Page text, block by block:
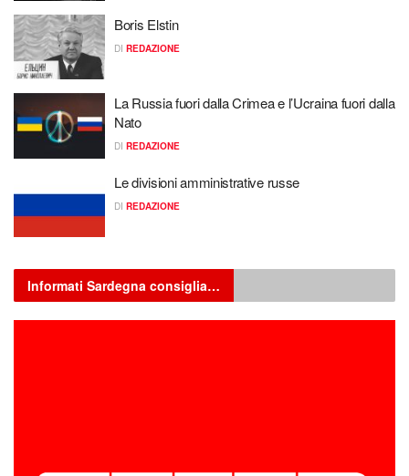
Boris Elstin
DI REDAZIONE
La Russia fuori dalla Crimea e l’Ucraina fuori dalla
Nato
DI REDAZIONE
Le divisioni amministrative russe
DI REDAZIONE
Informati Sardegna consiglia…